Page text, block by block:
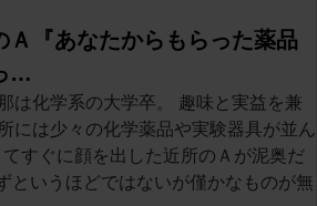
Ａ『あなたからもらった薬品
…
は化学系の大学卒。 趣味と実益を兼
には少々の化学薬品や実験器具が並ん
すぐに顔を出した近所のＡが泥奥だ
というほどではないが僅かなものが無